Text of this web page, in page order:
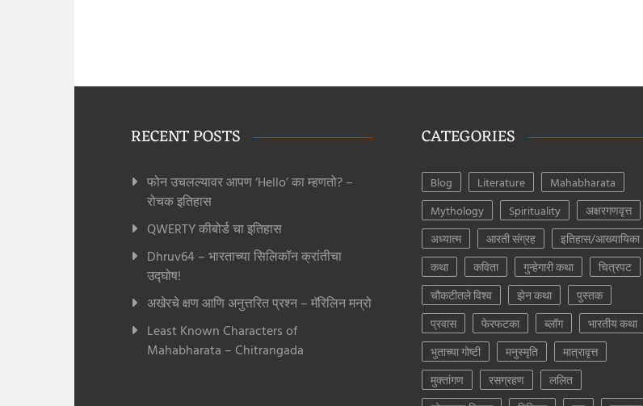
RECENT POSTS
फोन उचलल्यावर आपण ‘Hello’ का म्हणतो? –
रोचक इतिहास
QWERTY कीबोर्ड चा इतिहास
Dhruv64 – भारताच्या सिलिकॉन क्रांतीचा
उद्घोष!
अखेरचे क्षण आणि अनुत्तरित प्रश्न – मॅरिलिन मन्रो
Least Known Characters of
Mahabharata – Chitrangada
CATEGORIES
Blog Literature
Mahabharata
Mythology
Spirituality
अक्षरगणवृत्त
अध्यात्म
आरती संग्रह
इतिहास/आख्यायिका
कथा
कविता गुन्हेगारी कथा
चित्रपट
चौकटीतले विश्व
झेन कथा
पुस्तक
प्रवास
फेरफटका ब्लॉग
भारतीय कथा
भुताच्या गोष्टी
मनुस्मृति
मात्रावृत्त
मुक्तांगण
रसग्रहण
ललित